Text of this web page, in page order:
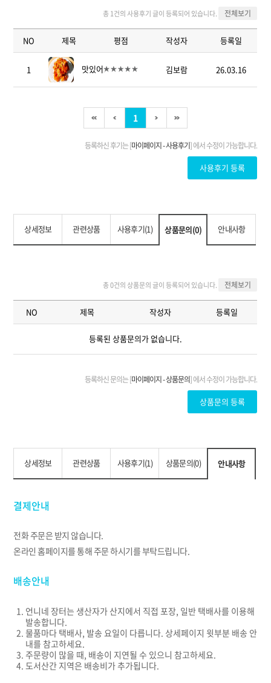
상세정보 관련상품 사용후기(1) 상품문의(0) 안내사항
상세정보 관련상품 사용후기(1) 상품문의(0) 안내사항
결제안내
전화 주문은 받지 않습니다.
온라인 홈페이지를 통해 주문 하시기를 부탁드립니다.
배송안내
언니네 장터는 생산자가 산지에서 직접 포장, 일반 택배사를 이용해
발송합니다.
물품마다 택배사, 발송 요일이 다릅니다. 상세페이지 윗부분 배송 안
내를 참고하세요.
주문량이 많을 때, 배송이 지연될 수 있으니 참고하세요.
도서산간 지역은 배송비가 추가됩니다.